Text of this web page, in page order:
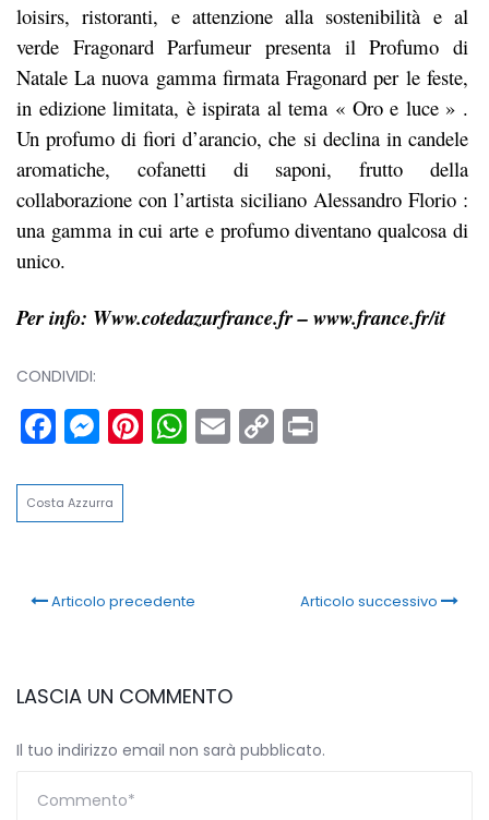
loisirs, ristoranti, e attenzione alla sostenibilità e al
verde Fragonard Parfumeur presenta il Profumo di
Natale La nuova gamma firmata Fragonard per le feste,
in edizione limitata, è ispirata al tema « Oro e luce » .
Un profumo di fiori d’arancio, che si declina in candele
aromatiche, cofanetti di saponi, frutto della
collaborazione con l’artista siciliano Alessandro Florio :
una gamma in cui arte e profumo diventano qualcosa di
unico.
Per info: Www.cotedazurfrance.fr–www.france.fr/it
CONDIVIDI:
Facebook
Messenger
Pinterest
WhatsApp
Email
Copy
Link
Costa Azzurra
Articolo precedente Articolo successivo
LASCIA UN COMMENTO
Il tuo indirizzo email non sarà pubblicato.